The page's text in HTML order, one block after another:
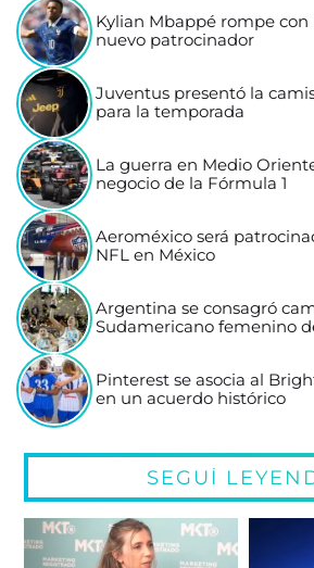
Kylian Mbappé rompe con
nuevo patrocinador
Juventus presentó la
para la temporada
La guerra en Medio
negocio de la Fórmula 1
Aeroméxico será
NFL en México
Argentina se consagró
Sudamericano femenino
Pinterest se asocia al
en un acuerdo histórico
SEGUÍ